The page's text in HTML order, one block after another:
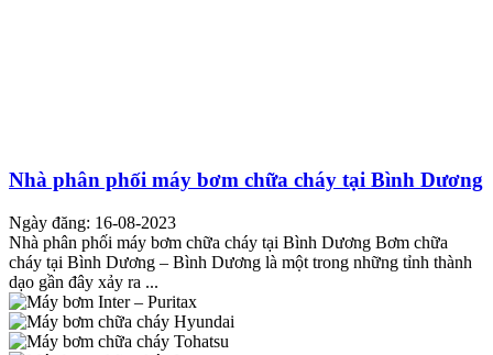
Nhà phân phối máy bơm chữa cháy tại Bình Dương
Ngày đăng: 16-08-2023
Nhà phân phối máy bơm chữa cháy tại Bình Dương Bơm chữa
cháy tại Bình Dương – Bình Dương là một trong những tỉnh thành
dạo gần đây xảy ra ...